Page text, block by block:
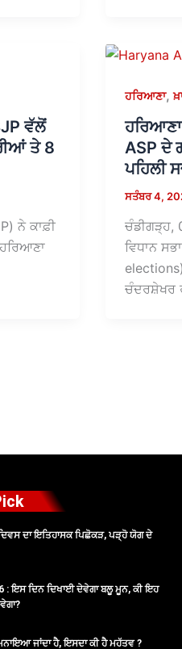
ਵੱਲੋਂ
ਤੇ 8
ਨੇ ਕਾਫ਼ੀ
ਹਰਿਆਣਾ,
ASP ਦੇ
ਪਹਿਲੀ
ਸਤੰਬਰ 4,
ਚੰਡੀਗੜ੍ਹ,
ਵਿਧਾਨ
ਚੰਦਰਸ਼ੇਖਰ
ਦਾ ਇਤਿਹਾਸਕ ਪਿਛੋਕੜ, ਪੜ੍ਹੋ ਯੋਗ ਦੇ
: ਇਸ ਦਿਨ ਦਿਖਾਈ ਦੇਵੇਗਾ ਬਲੂ ਮੂਨ, ਕੀ ਇਹ
ਜਾਂਦਾ ਹੈ, ਇਸਦਾ ਕੀ ਹੈ ਮਹੱਤਵ ?